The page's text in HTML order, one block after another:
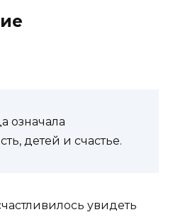
означала
детей и счастье.
увидеть